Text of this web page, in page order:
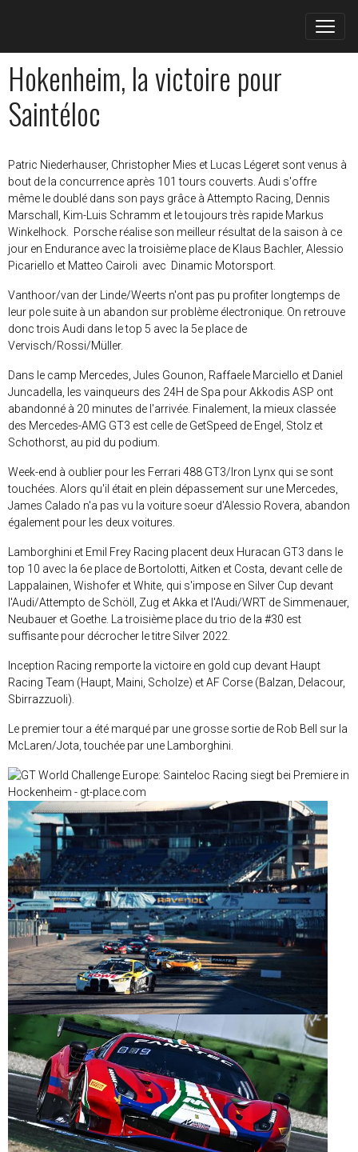
Hokenheim, la victoire pour
Saintéloc
Patric Niederhauser, Christopher Mies et Lucas Légeret sont venus à
bout de la concurrence après 101 tours couverts. Audi s'offre
même le doublé dans son pays grâce à Attempto Racing, Dennis
Marschall, Kim-Luis Schramm et le toujours très rapide Markus
Winkelhock. Porsche réalise son meilleur résultat de la saison à ce
jour en Endurance avec la troisième place de Klaus Bachler, Alessio
Picariello et Matteo Cairoli avec Dinamic Motorsport.
Vanthoor/van der Linde/Weerts n'ont pas pu profiter longtemps de
leur pole suite à un abandon sur problème électronique. On retrouve
donc trois Audi dans le top 5 avec la 5e place de
Vervisch/Rossi/Müller.
Dans le camp Mercedes, Jules Gounon, Raffaele Marciello et Daniel
Juncadella, les vainqueurs des 24H de Spa pour Akkodis ASP ont
abandonné à 20 minutes de l'arrivée. Finalement, la mieux classée
des Mercedes-AMG GT3 est celle de GetSpeed de Engel, Stolz et
Schothorst, au pid du podium.
Week-end à oublier pour les Ferrari 488 GT3/Iron Lynx qui se sont
touchées. Alors qu'il était en plein dépassement sur une Mercedes,
James Calado n'a pas vu la voiture soeur d'Alessio Rovera, abandon
également pour les deux voitures.
Lamborghini et Emil Frey Racing placent deux Huracan GT3 dans le
top 10 avec la 6e place de Bortolotti, Aitken et Costa, devant celle de
Lappalainen, Wishofer et White, qui s'impose en Silver Cup devant
l'Audi/Attempto de Schöll, Zug et Akka et l'Audi/WRT de Simmenauer,
Neubauer et Goethe. La troisième place du trio de la #30 est
suffisante pour décrocher le titre Silver 2022.
Inception Racing remporte la victoire en gold cup devant Haupt
Racing Team (Haupt, Maini, Scholze) et AF Corse (Balzan, Delacour,
Sbirrazzuoli).
Le premier tour a été marqué par une grosse sortie de Rob Bell sur la
McLaren/Jota, touchée par une Lamborghini.